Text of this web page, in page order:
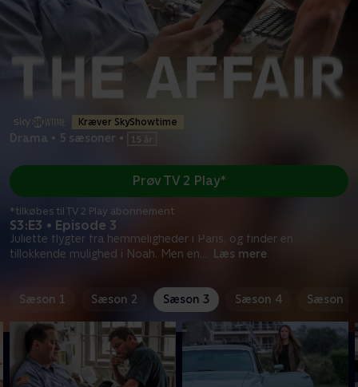
Kræver SkyShowtime
Drama • 5 sæsoner •
S3:E3 • Episode 3
Juliette flygter fra hemmeligheder i Paris, og finder en
tillokkende mulighed i Noah. Men en... Læs mere
Prøv TV 2 Play*
*tilkøbes til TV 2 Play abonnement
Sæson 1 Sæson 2 Sæson 3 Sæson 4 Sæson 5